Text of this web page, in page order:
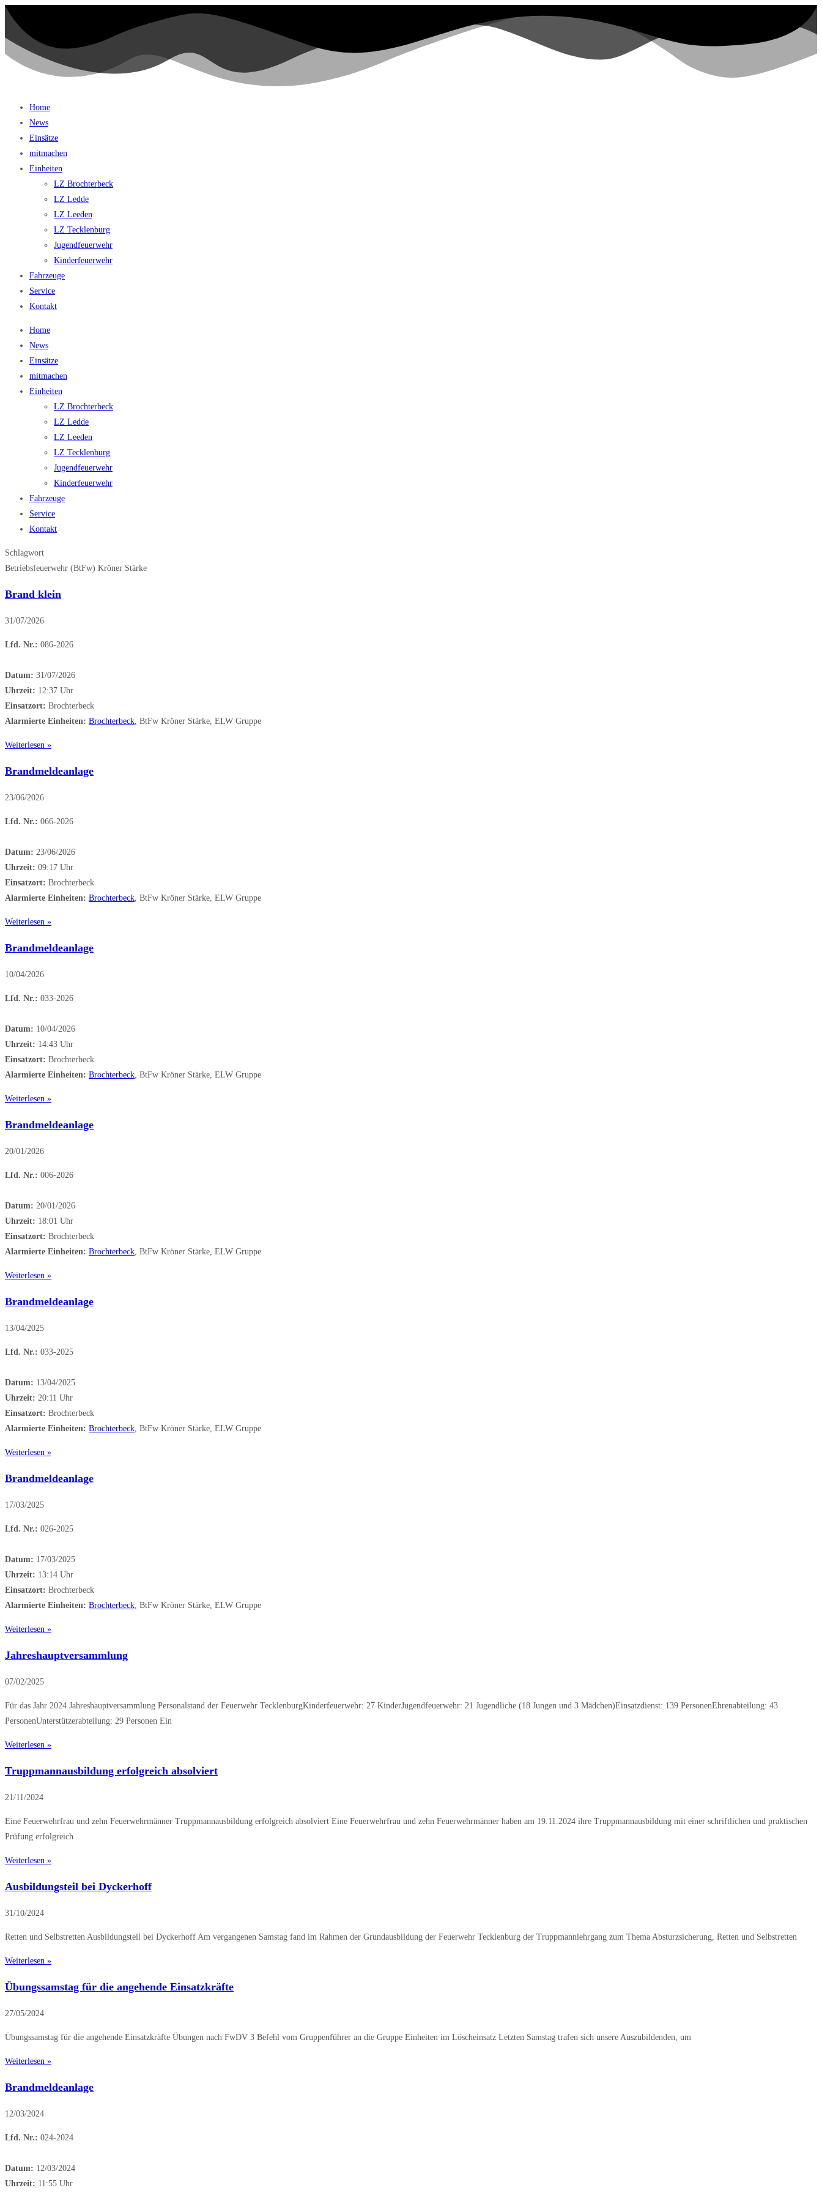
Home
News
Einsätze
mitmachen
Einheiten
LZ Brochterbeck
LZ Ledde
LZ Leeden
LZ Tecklenburg
Jugendfeuerwehr
Kinderfeuerwehr
Fahrzeuge
Service
Kontakt
Home
News
Einsätze
mitmachen
Einheiten
LZ Brochterbeck
LZ Ledde
LZ Leeden
LZ Tecklenburg
Jugendfeuerwehr
Kinderfeuerwehr
Fahrzeuge
Service
Kontakt
Schlagwort
Betriebsfeuerwehr (BtFw) Kröner Stärke
Brand klein
31/07/2026
Lfd. Nr.: 086-2026
Datum: 31/07/2026
Uhrzeit: 12:37 Uhr
Einsatzort: Brochterbeck
Alarmierte Einheiten: Brochterbeck , BtFw Kröner Stärke, ELW Gruppe
Weiterlesen »
Brandmeldeanlage
23/06/2026
Lfd. Nr.: 066-2026
Datum: 23/06/2026
Uhrzeit: 09:17 Uhr
Einsatzort: Brochterbeck
Alarmierte Einheiten: Brochterbeck , BtFw Kröner Stärke, ELW Gruppe
Weiterlesen »
Brandmeldeanlage
10/04/2026
Lfd. Nr.: 033-2026
Datum: 10/04/2026
Uhrzeit: 14:43 Uhr
Einsatzort: Brochterbeck
Alarmierte Einheiten: Brochterbeck , BtFw Kröner Stärke, ELW Gruppe
Weiterlesen »
Brandmeldeanlage
20/01/2026
Lfd. Nr.: 006-2026
Datum: 20/01/2026
Uhrzeit: 18:01 Uhr
Einsatzort: Brochterbeck
Alarmierte Einheiten: Brochterbeck , BtFw Kröner Stärke, ELW Gruppe
Weiterlesen »
Brandmeldeanlage
13/04/2025
Lfd. Nr.: 033-2025
Datum: 13/04/2025
Uhrzeit: 20:11 Uhr
Einsatzort: Brochterbeck
Alarmierte Einheiten: Brochterbeck , BtFw Kröner Stärke, ELW Gruppe
Weiterlesen »
Brandmeldeanlage
17/03/2025
Lfd. Nr.: 026-2025
Datum: 17/03/2025
Uhrzeit: 13:14 Uhr
Einsatzort: Brochterbeck
Alarmierte Einheiten: Brochterbeck , BtFw Kröner Stärke, ELW Gruppe
Weiterlesen »
Jahreshauptversammlung
07/02/2025
Für das Jahr 2024 Jahreshauptversammlung Personalstand der Feuerwehr TecklenburgKinderfeuerwehr: 27 KinderJugendfeuerwehr: 21 Jugendliche (18 Jungen und 3 Mädchen)Einsatzdienst: 139 PersonenEhrenabteilung: 43
PersonenUnterstützerabteilung: 29 Personen Ein
Weiterlesen »
Truppmannausbildung erfolgreich absolviert
21/11/2024
Eine Feuerwehrfrau und zehn Feuerwehrmänner Truppmannausbildung erfolgreich absolviert Eine Feuerwehrfrau und zehn Feuerwehrmänner haben am 19.11.2024 ihre Truppmannausbildung mit einer schriftlichen und praktischen
Prüfung erfolgreich
Weiterlesen »
Ausbildungsteil bei Dyckerhoff
31/10/2024
Retten und Selbstretten Ausbildungsteil bei Dyckerhoff Am vergangenen Samstag fand im Rahmen der Grundausbildung der Feuerwehr Tecklenburg der Truppmannlehrgang zum Thema Absturzsicherung, Retten und Selbstretten
Weiterlesen »
Übungssamstag für die angehende Einsatzkräfte
27/05/2024
Übungssamstag für die angehende Einsatzkräfte Übungen nach FwDV 3 Befehl vom Gruppenführer an die Gruppe Einheiten im Löscheinsatz Letzten Samstag trafen sich unsere Auszubildenden, um
Weiterlesen »
Brandmeldeanlage
12/03/2024
Lfd. Nr.: 024-2024
Datum: 12/03/2024
Uhrzeit: 11:55 Uhr